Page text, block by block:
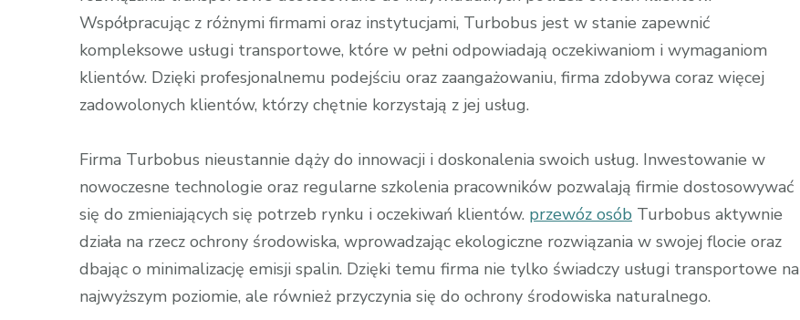
Współpracując z różnymi firmami oraz instytucjami, Turbobus jest w stanie zapewnić
kompleksowe usługi transportowe, które w pełni odpowiadają oczekiwaniom i wymaganiom
klientów. Dzięki profesjonalnemu podejściu oraz zaangażowaniu, firma zdobywa coraz więcej
zadowolonych klientów, którzy chętnie korzystają z jej usług.
Firma Turbobus nieustannie dąży do innowacji i doskonalenia swoich usług. Inwestowanie w
nowoczesne technologie oraz regularne szkolenia pracowników pozwalają firmie dostosowywać
się do zmieniających się potrzeb rynku i oczekiwań klientów. przewóz osób Turbobus aktywnie
działa na rzecz ochrony środowiska, wprowadzając ekologiczne rozwiązania w swojej flocie oraz
dbając o minimalizację emisji spalin. Dzięki temu firma nie tylko świadczy usługi transportowe na
najwyższym poziomie, ale również przyczynia się do ochrony środowiska naturalnego.